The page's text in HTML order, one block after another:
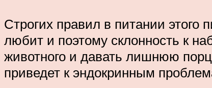
Строгих правил в питании
любит и поэтому склонность к
животного и давать лишнюю
приведет к эндокринным